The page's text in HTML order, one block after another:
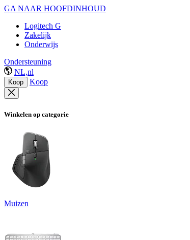
GA NAAR HOOFDINHOUD
Logitech G
Zakelijk
Onderwijs
Ondersteuning
NL,nl
Koop Koop
Winkelen op categorie
Muizen